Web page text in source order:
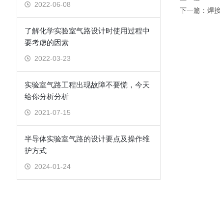
2022-06-08
了解化学实验室气路设计时使用过程中
要考虑的因素
2022-03-23
实验室气路工程出现故障不要慌，今天
给你分析分析
2021-07-15
半导体实验室气路的设计要点及操作维
护方式
2024-01-24
下一篇： 焊